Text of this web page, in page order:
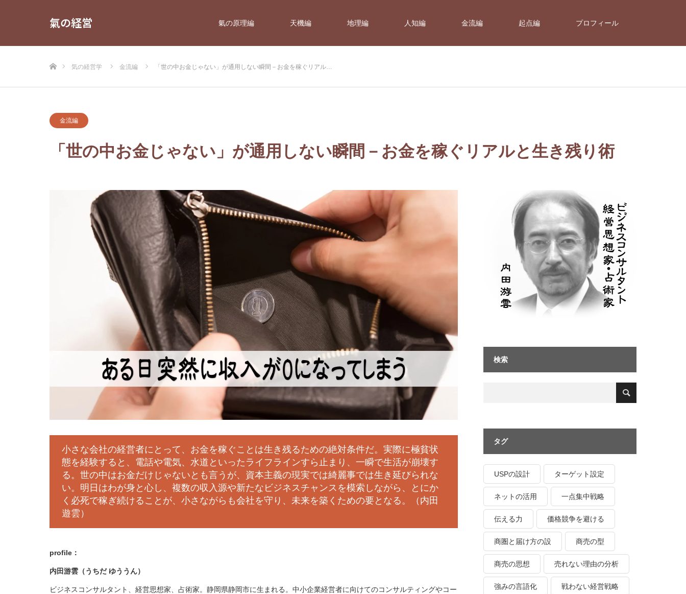
氣の経営 氣の原理編 天機編 地理編 人知編 金流編 起点編 プロフィール
気の経営学 金流編 「世の中お金じゃない」が通用しない瞬間－お金を稼ぐリアル…
金流編
「世の中お金じゃない」が通用しない瞬間－お金を稼ぐリアルと生き残り術
小さな会社の経営者にとって、お金を稼ぐことは生き残るための絶対条件だ。実際に極貧状
態を経験すると、電話や電気、水道といったライフラインすら止まり、一瞬で生活が崩壊す
る。世の中はお金だけじゃないとも言うが、資本主義の現実では綺麗事では生き延びられな
い。明日はわが身と心し、複数の収入源や新たなビジネスチャンスを模索しながら、とにか
く必死で稼ぎ続けることが、小さながらも会社を守り、未来を築くための要となる。（内田
遊雲）
profile：
内田游雲（うちだ ゆううん）
ビジネスコンサルタント、経営思想家、占術家。静岡県静岡市に生まれる。中小企業経営者に向けてのコンサルティングやコー
検索
タグ
USPの設計 ターゲット設定
ネットの活用 一点集中戦略
伝える力 価格競争を避ける
商圏と届け方の設 商売の型
商売の思想 売れない理由の分析
強みの言語化 戦わない経営戦略